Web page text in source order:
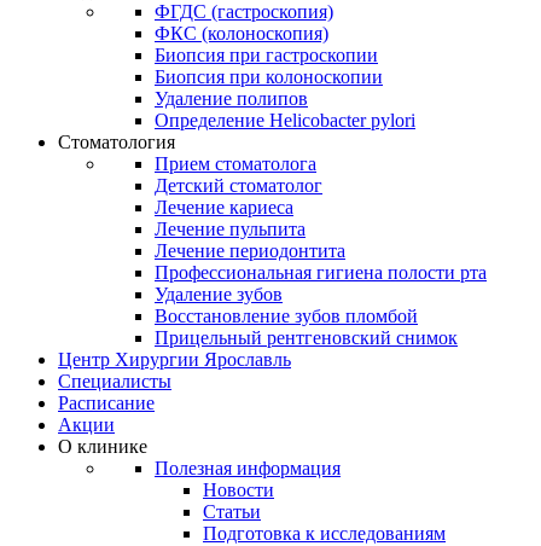
ФГДС (гастроскопия)
ФКС (колоноскопия)
Биопсия при гастроскопии
Биопсия при колоноскопии
Удаление полипов
Определение Helicobacter pylori
Стоматология
Прием стоматолога
Детский стоматолог
Лечение кариеса
Лечение пульпита
Лечение периодонтита
Профессиональная гигиена полости рта
Удаление зубов
Восстановление зубов пломбой
Прицельный рентгеновский снимок
Центр Хирургии Ярославль
Специалисты
Расписание
Акции
О клинике
Полезная информация
Новости
Статьи
Подготовка к исследованиям